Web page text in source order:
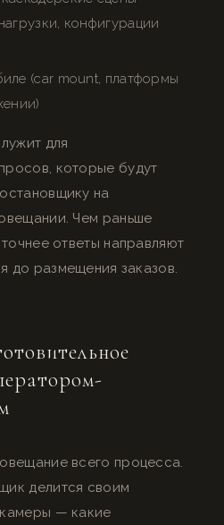
конфигурации
(car mount, платформы
для
которые будут
на
Чем раньше
ответы направляют
до размещения заказов.
всего процесса.
делится своим
— какие